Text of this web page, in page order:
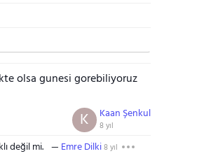
olsa gunesi gorebiliyoruz
Kaan Şenkul
8 yıl
K
değil mi. Emre Dilki8 yıl